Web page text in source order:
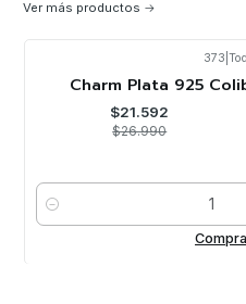
Ver más productos
373
Charm Plata 925
$21.592
$26.990
Cantidad